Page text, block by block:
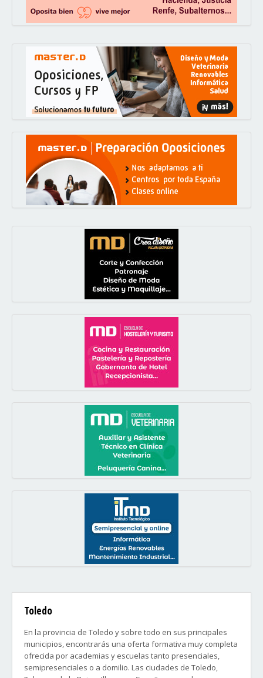
Toledo
En la provincia de Toledo y sobre todo en sus principales
municipios, encontrarás una oferta formativa muy completa
ofrecida por academias y escuelas tanto presenciales,
semipresenciales o a domilio. Las ciudades de Toledo,